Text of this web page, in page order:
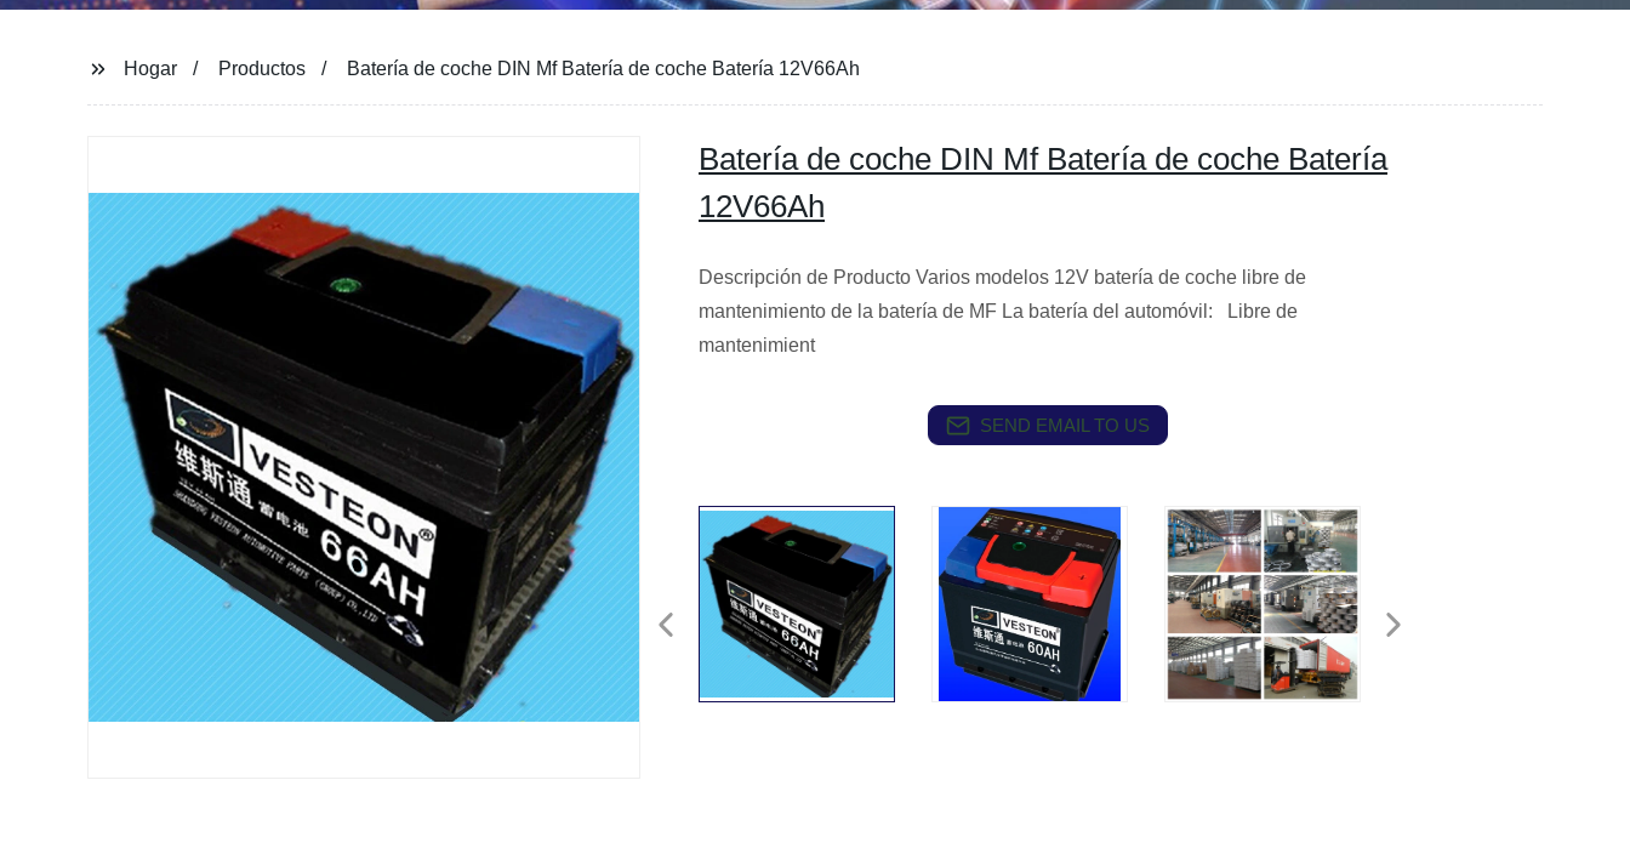
Hogar Productos Batería de coche DIN Mf Batería de coche Batería 12V66Ah
Batería de coche DIN Mf Batería de coche Batería
12V66Ah
Descripción de Producto Varios modelos 12V batería de coche libre de
mantenimiento de la batería de MF La batería del automóvil: Libre de
mantenimient
SEND EMAIL TO US